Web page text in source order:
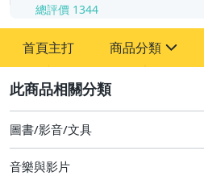
總評價 1344
首頁主打 商品分類
圖書/影音/文具
成人專區
手機、配件與通訊
圖書/影音/文具
音樂與影片